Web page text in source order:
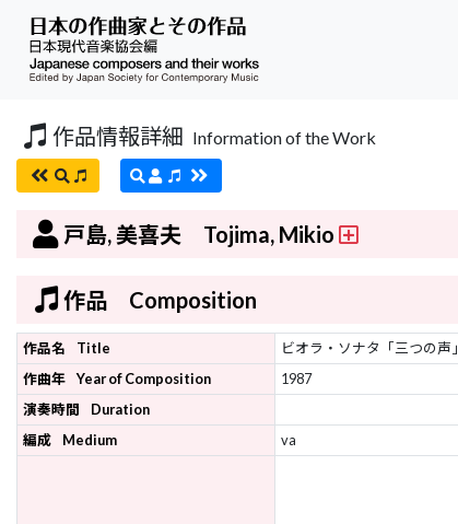
作品情報詳細 Information of the Work
戸島, 美喜夫 Tojima, Mikio
作品 Composition
作品名 Title ビオラ・ソナタ「三つの声」
作曲年
Year of Composition
1987
演奏時間
Duration
編成
Medium va